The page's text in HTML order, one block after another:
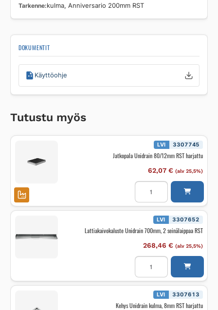
Tarkenne kulma, Anniversario 200mm RST
DOKUMENTIT
Käyttöohje
Tutustu myös
LVI 3307745
Jatkopala Unidrain 80/12mm RST harjattu
62,07 € (alv 25,5%)
Jatkopala
Unidrain
RST
harjattu
määrä LVI 3307652
Lattiakaivokaluste Unidrain 700mm, 2 seinälaippaa RST
268,46 € (alv 25,5%)
Lattiakaivokaluste
Unidrain
2
seinälaippaa
määrä
LVI 3307613
Kehys Unidrain kulma, 8mm RST harjattu